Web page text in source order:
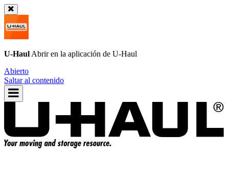
U-Haul Abrir en la aplicación de U-Haul
Abierto
Saltar al contenido